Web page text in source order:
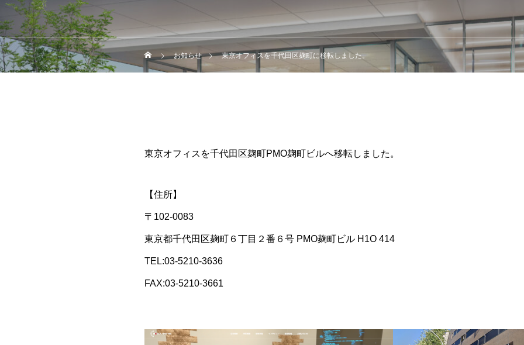
お知らせ 東京オフィスを千代田区麹町に移転しました。
東京オフィスを千代田区麹町PMO麹町ビルへ移転しました。
【住所】
〒102-0083
東京都千代田区麹町６丁目２番６号 PMO麹町ビル H1O 414
TEL:03-5210-3636
FAX:03-5210-3661